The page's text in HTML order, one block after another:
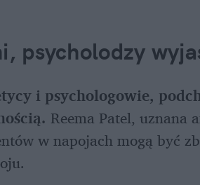
psycholodzy
i psychologowie,
Reema Patel, uznana
w napojach mogą być